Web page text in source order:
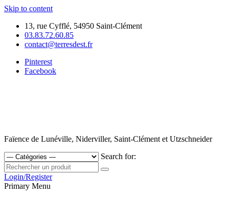
Skip to content
13, rue Cyfflé, 54950 Saint-Clément
03.83.72.60.85
contact@terresdest.fr
Pinterest
Facebook
Faïence de Lunéville, Niderviller, Saint-Clément et Utzschneider
Search for:
Login/Register
Primary Menu